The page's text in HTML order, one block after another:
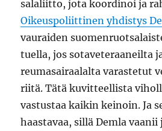
salaliitto, jota koordinoi ja
Oikeuspoliittinen yhdistys
vauraiden
tuella, jos sotaveteraaneilta
reumasairaalalta varastetut
riitä. Tätä kuvitteellista
vastustaa kaikin keinoin. Ja
haastavaa, sillä Demla vaanii